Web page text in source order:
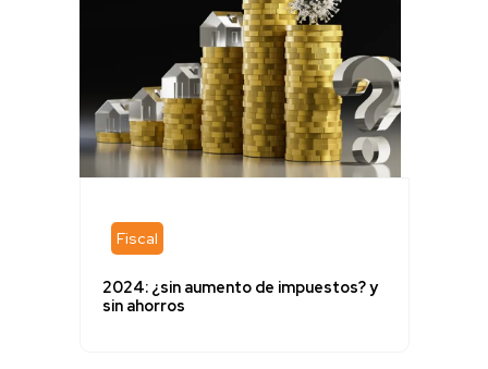
Fiscal
2024: ¿sin aumento de impuestos? y
sin ahorros